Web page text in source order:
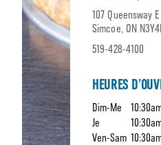
107 Queensway E
Simcoe, ON
519-428-4100
HEURES
Dim-Me
Je
Ven-Sam